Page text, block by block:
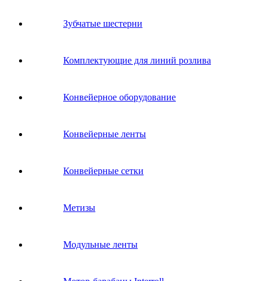
Зубчатые шестерни
Комплектующие для линий розлива
Конвейерное оборудование
Конвейерные ленты
Конвейерные сетки
Метизы
Модульные ленты